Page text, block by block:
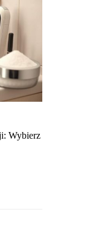
Wybierz